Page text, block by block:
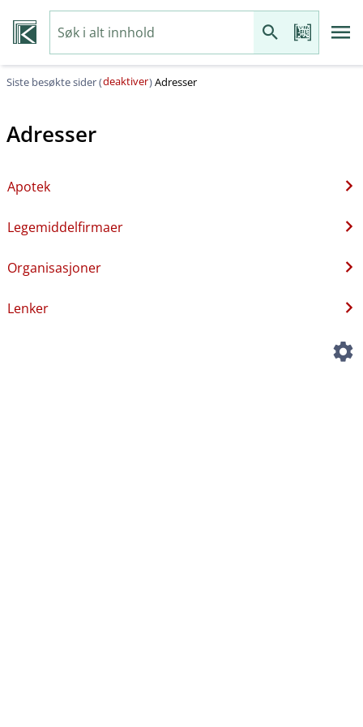
Siste besøkte sider (deaktiver)Adresser
Adresser
Apotek
Legemiddelfirmaer
Organisasjoner
Lenker